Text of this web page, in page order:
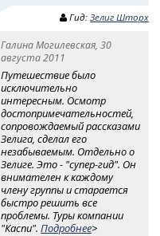
Гид:Зелиг Шторх
Галина Могилевская, 30
августа 2011
Путешествие было
исключительно
интересным. Осмотр
достопримечательностей,
сопровождаемый рассказами
Зелига, сделал его
незабываемым. Отдельно о
Зелиге. Это - "супер-гид". Он
внимателен к каждому
члену группы и старается
быстро решить все
проблемы. Туры компании
"Каспи".Подробнее>